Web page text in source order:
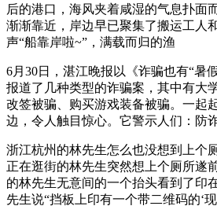
后的港口，海风夹着咸湿的气息扑面
渐渐靠近，岸边早已聚集了搬运工人
声“船靠岸啦~”，满载而归的渔
6月30日，湛江晚报以《诈骗也有“暑
报道了几种类型的诈骗案，其中有大
改签被骗、购买游戏装备被骗。一起
边，令人触目惊心。它警示人们：防
浙江杭州的林先生怎么也没想到上
正在逛街的林先生突然想上个厕所遂
的林先生无意间的一个抬头看到了印
先生说“挡板上印有一个带二维码的‘现